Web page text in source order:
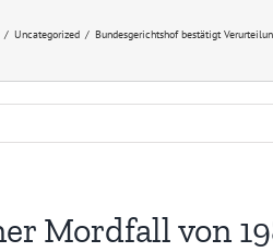
/ Uncategorized / Bundesgerichtshof bestätigt
Mordfall von